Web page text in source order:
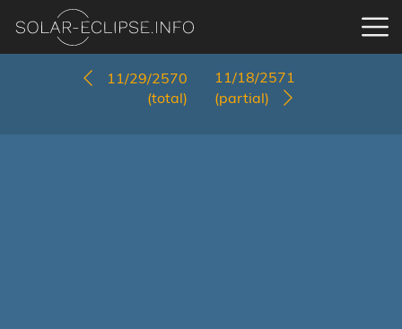
11/29/2570
(total)
11/18/2571
(partial)